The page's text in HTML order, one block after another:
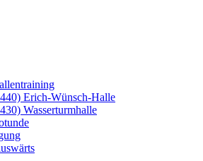
Erich-Wünsch-Halle
Wasserturmhalle